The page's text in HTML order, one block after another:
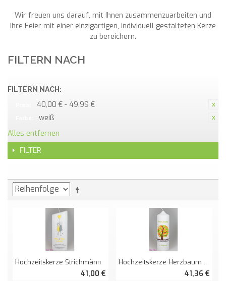
Wir freuen uns darauf, mit Ihnen zusammenzuarbeiten und
Ihre Feier mit einer einzigartigen, individuell gestalteten Kerze
zu bereichern.
FILTERN NACH
FILTERN NACH:
40,00 € - 49,99 €
weiß
Alles entfernen
FILTER
Hochzeitskerze Strichmännchen Oval Abg.
41,00 €
Hochzeitskerze Herzbaum Mit Zarter Spitze
41,36 €